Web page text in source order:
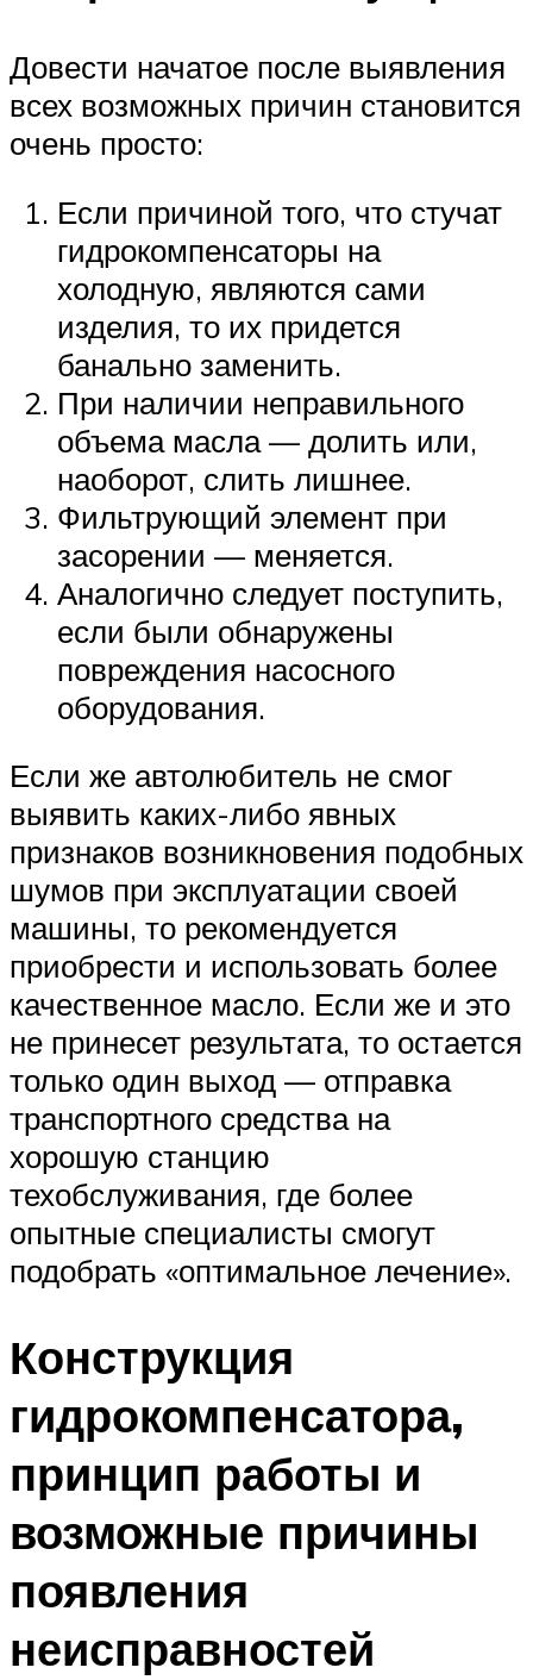
Довести начатое после выявления
всех возможных причин становится
очень просто:
Если причиной того, что стучат
гидрокомпенсаторы на
холодную, являются сами
изделия, то их придется
банально заменить.
При наличии неправильного
объема масла — долить или,
наоборот, слить лишнее.
Фильтрующий элемент при
засорении — меняется.
Аналогично следует поступить,
если были обнаружены
повреждения насосного
оборудования.
Если же автолюбитель не смог
выявить каких-либо явных
признаков возникновения подобных
шумов при эксплуатации своей
машины, то рекомендуется
приобрести и использовать более
качественное масло. Если же и это
не принесет результата, то остается
только один выход — отправка
транспортного средства на
хорошую станцию
техобслуживания, где более
опытные специалисты смогут
подобрать «оптимальное лечение».
Конструкция
гидрокомпенсатора,
принцип работы и
возможные причины
появления
неисправностей